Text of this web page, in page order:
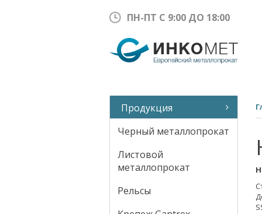
ПН-ПТ С 9:00 ДО 18:00
Продукция
Черный металлопрокат
Листовой
металлопрокат
Рельсы